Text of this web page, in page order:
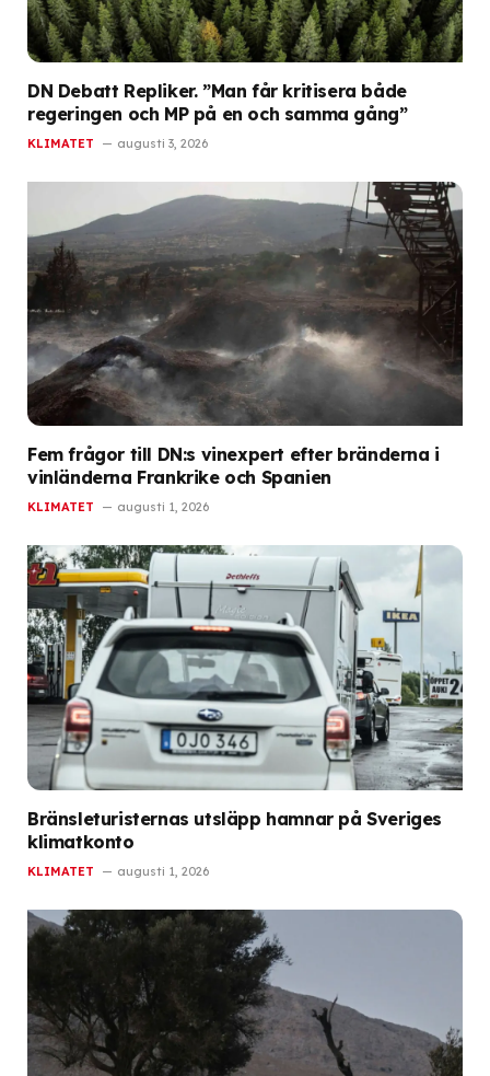
DN Debatt Repliker. ”Man får kritisera både
regeringen och MP på en och samma gång”
KLIMATET augusti 3, 2026
Fem frågor till DN:s vinexpert efter bränderna i
vinländerna Frankrike och Spanien
KLIMATET augusti 1, 2026
Bränsleturisternas utsläpp hamnar på Sveriges
klimatkonto
KLIMATET augusti 1, 2026